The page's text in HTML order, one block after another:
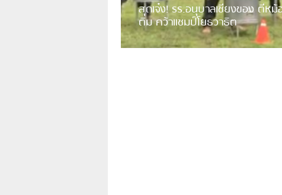
สุดเจ๋ง! รร.อนุบาลเชียงของ ตีหม้
ติม คว้าแชมป์โยธวาธิต